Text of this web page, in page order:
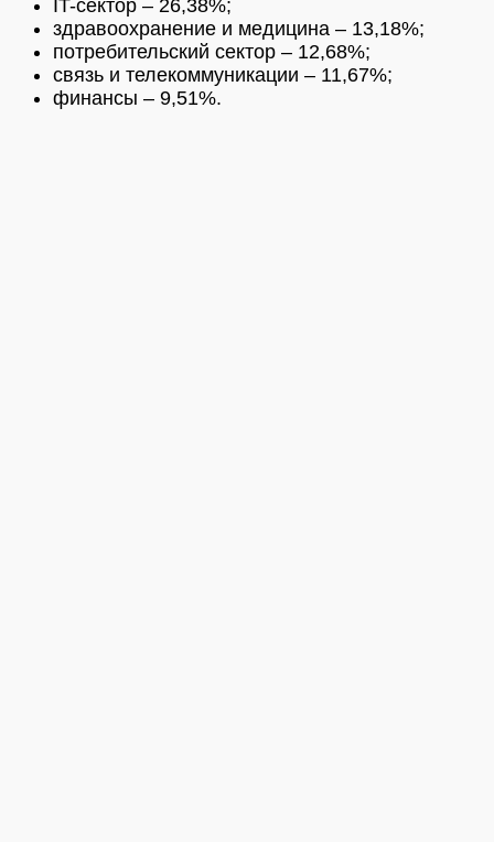
IT-сектор – 26,38%;
здравоохранение и медицина – 13,18%;
потребительский сектор – 12,68%;
связь и телекоммуникации – 11,67%;
финансы – 9,51%.